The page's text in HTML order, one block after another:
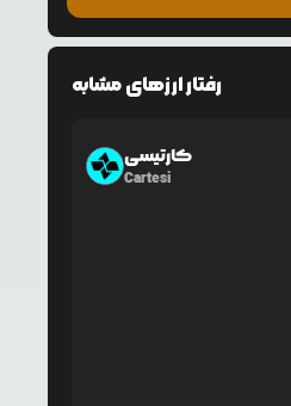
رفتار ارزهای مشابه
کارتیسی
Cartesi